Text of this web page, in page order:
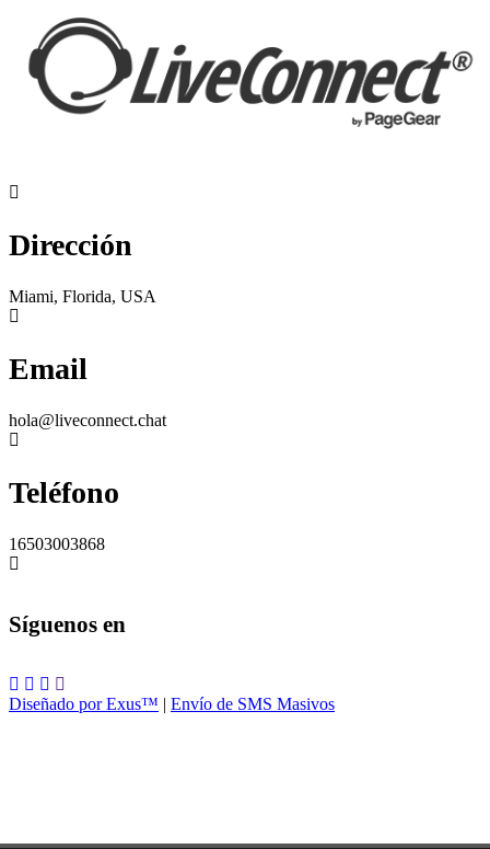
Dirección
Miami, Florida, USA
Email
hola@liveconnect.chat
Teléfono
16503003868
Síguenos en
Diseñado por Exus™ | Envío de SMS Masivos